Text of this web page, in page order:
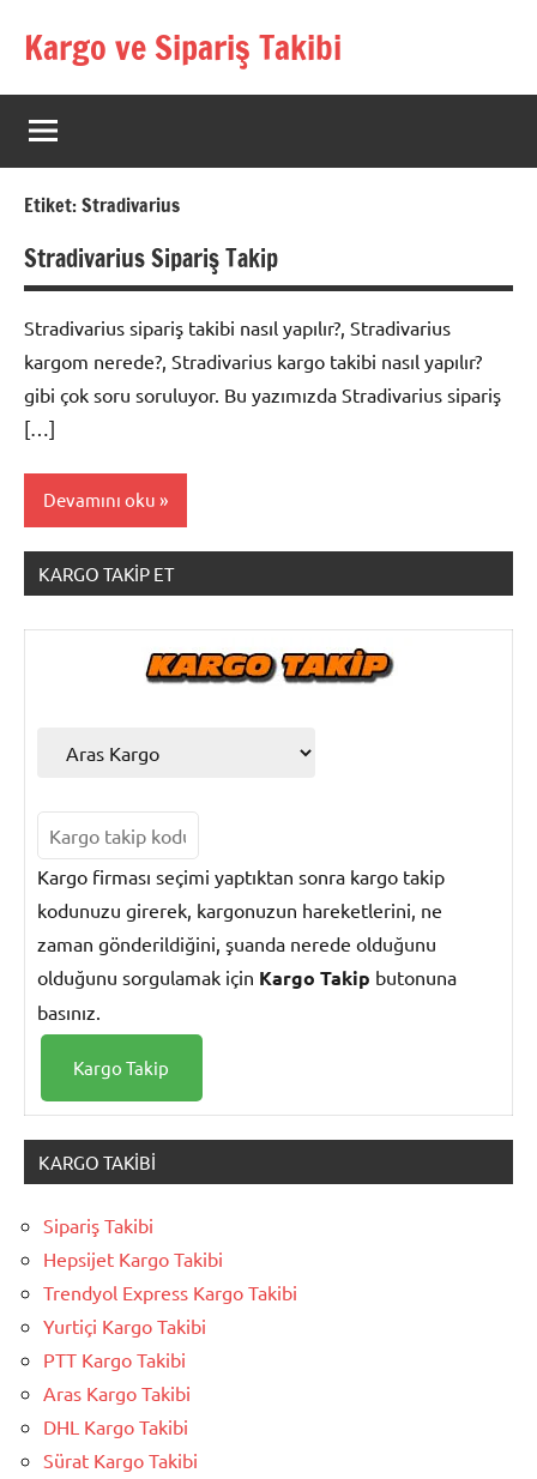
Kargo ve Sipariş Takibi
Kargo
Takip
Rehberi
Etiket:Stradivarius
Stradivarius Sipariş Takip
Stradivarius sipariş takibi nasıl yapılır?, Stradivarius
kargom nerede?, Stradivarius kargo takibi nasıl yapılır?
gibi çok soru soruluyor. Bu yazımızda Stradivarius sipariş
[…]
Devamını oku
Kargo
Takip
KARGO TAKIP ET
Kargo firması seçimi yaptıktan sonra kargo takip
kodunuzu girerek, kargonuzun hareketlerini, ne
zaman gönderildiğini, şuanda nerede olduğunu
olduğunu sorgulamak için Kargo Takip butonuna
basınız.
KARGO TAKIBI
Sipariş Takibi
Hepsijet Kargo Takibi
Trendyol Express Kargo Takibi
Yurtiçi Kargo Takibi
PTT Kargo Takibi
Aras Kargo Takibi
DHL Kargo Takibi
Sürat Kargo Takibi